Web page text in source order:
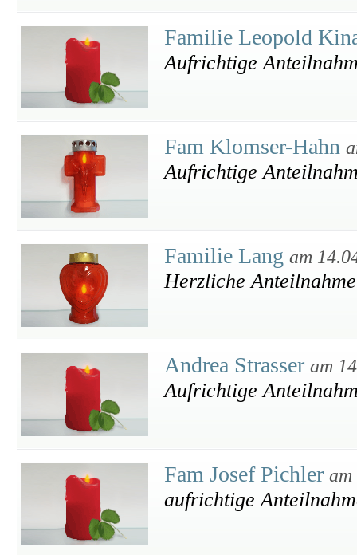
Familie Leopold
Aufrichtige
Fam Klomser-Hahn
Aufrichtige
Familie Lang am
Herzliche Anteilnahme
Andrea Strasser am
Aufrichtige
Fam Josef Pichler am
aufrichtige